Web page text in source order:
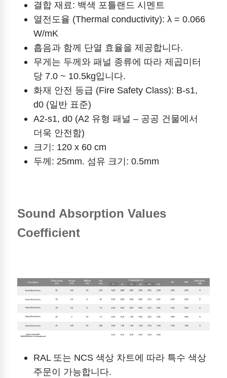
결합 재료: 백색 포틀랜드 시멘트
열전도율 (Thermal conductivity): λ = 0.066
W/mK
흡음과 함께 단열 효율을 제공합니다.
무게는 두께와 패널 종류에 따라 제곱미터
당 7.0 ~ 10.5kg입니다.
화재 안전 등급 (Fire Safety Class): B-s1,
d0 (일반 표준)
A2-s1, d0 (A2 유형 패널 – 공공 건물에서
더욱 안전함)
크기: 120 x 60 cm
두께: 25mm. 섬유 크기: 0.5mm
Sound Absorption Values
Coefficient
RAL 또는 NCS 색상 차트에 따라 특수 색상
주문이 가능합니다.